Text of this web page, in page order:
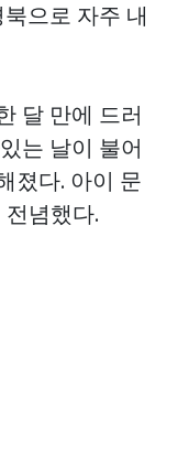
으로 자주 내
달 만에 드러
는 날이 불어
졌다. 아이 문
념했다.